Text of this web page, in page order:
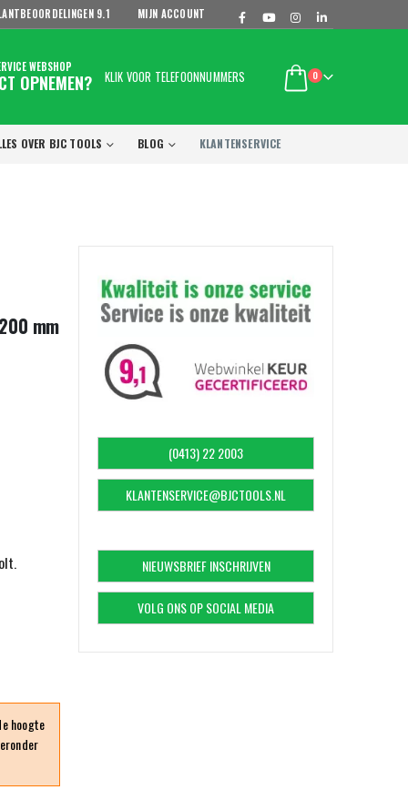
9.1 MIJN ACCOUNT
WEBSHOP
OPNEMEN? KLIK VOOR TELEFOONNUMMERS 0
OVER BJC TOOLS BLOG KLANTENSERVICE
mm
hoogte
(0413) 22 2003
KLANTENSERVICE@BJCTOOLS.NL
NIEUWSBRIEF INSCHRIJVEN
VOLG ONS OP SOCIAL MEDIA